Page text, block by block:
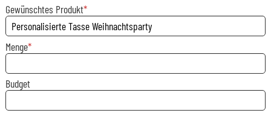
Gewünschtes Produkt
Menge
Budget